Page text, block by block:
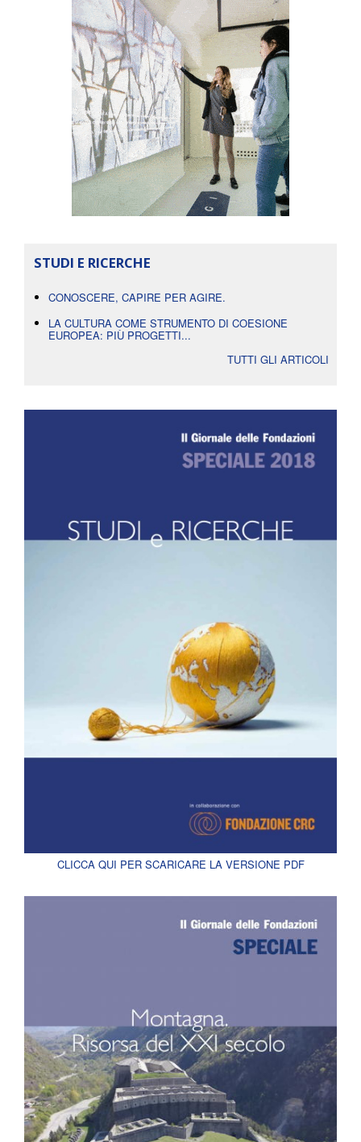
STUDI E RICERCHE
CONOSCERE, CAPIRE PER AGIRE.
LA CULTURA COME STRUMENTO DI COESIONE
EUROPEA: PIÙ PROGETTI...
TUTTI GLI ARTICOLI
CLICCA QUI PER SCARICARE LA VERSIONE PDF